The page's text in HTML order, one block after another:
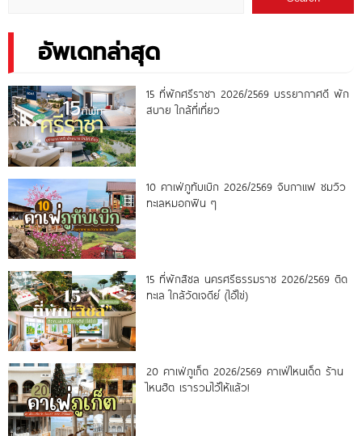
อัพเดทล่าสุด
15 ที่พักศรีราชา 2026/2569 บรรยากาศดี พัก
สบาย ใกล้ที่เที่ยว
10 คาเฟ่ภูทับเบิก 2026/2569 จิบกาแฟ ชมวิว
ทะเลหมอกฟิน ๆ
15 ที่พักสิชล นครศรีธรรมราช 2026/2569 ติด
ทะเล ใกล้วัดเจดีย์ (ไอ้ไข่)
20 คาเฟ่ภูเก็ต 2026/2569 คาเฟ่ไหนเด็ด ร้าน
ไหนฮิต เรารวมไว้ให้แล้ว!